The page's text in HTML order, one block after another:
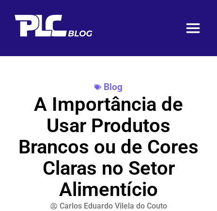
Blog
A Importância de
Usar Produtos
Brancos ou de Cores
Claras no Setor
Alimentício
Carlos Eduardo Vilela do Couto